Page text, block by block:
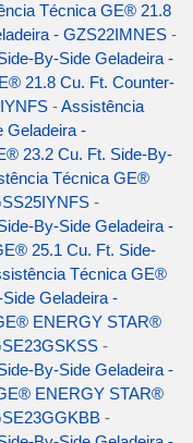
Técnica GE® 21.8
- GZS22IMNES -
By-Side Geladeira -
21.8 Cu. Ft. Counter-
-Assistência
Geladeira -
23.2 Cu. Ft. Side-By-
Técnica GE®
-
By-Side Geladeira -
25.1 Cu. Ft. Side-
Técnica GE®
Geladeira -
ENERGY STAR®
-
By-Side Geladeira -
ENERGY STAR®
-